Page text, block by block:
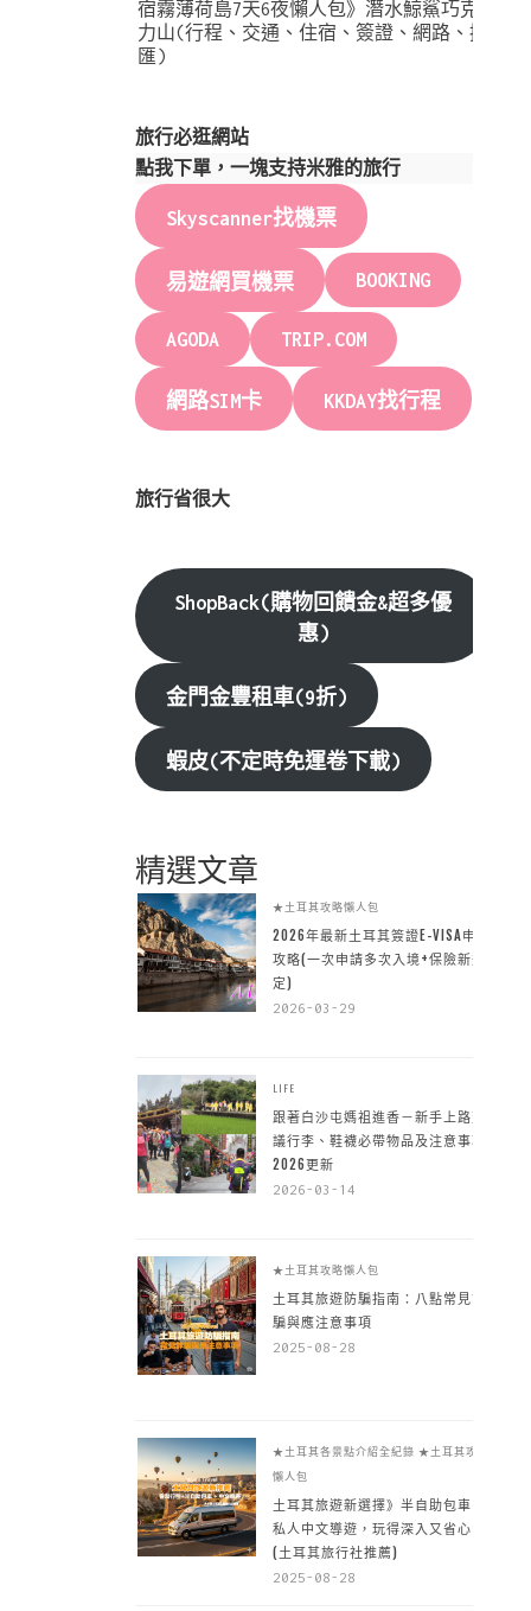
宿霧薄荷島7天6夜懶人包》潛水鯨鯊巧克
力山(行程、交通、住宿、簽證、網路、換
匯)
旅行必逛網站
點我下單，一塊支持米雅的旅行
Skyscanner找機票
易遊網買機票 BOOKING
AGODA TRIP.COM
網路SIM卡 KKDAY找行程
旅行省很大
ShopBack(購物回饋金&超多優
惠)
金門金豐租車(9折)
蝦皮(不定時免運卷下載)
精選文章
★土耳其攻略懶人包
2026年最新土耳其簽證E-VISA申請
攻略(一次申請多次入境+保險新規
定)
2026-03-29
LIFE
跟著白沙屯媽祖進香－新手上路建
議行李、鞋襪必帶物品及注意事項
2026更新
2026-03-14
★土耳其攻略懶人包
土耳其旅遊防騙指南：八點常見詐
騙與應注意事項
2025-08-28
★土耳其各景點介紹全紀錄 ★土耳其攻略
懶人包
土耳其旅遊新選擇》半自助包車 +
私人中文導遊，玩得深入又省心
(土耳其旅行社推薦)
2025-08-28